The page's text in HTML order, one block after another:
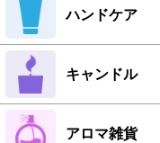
ハンドケア
キャンドル
アロマ雑貨